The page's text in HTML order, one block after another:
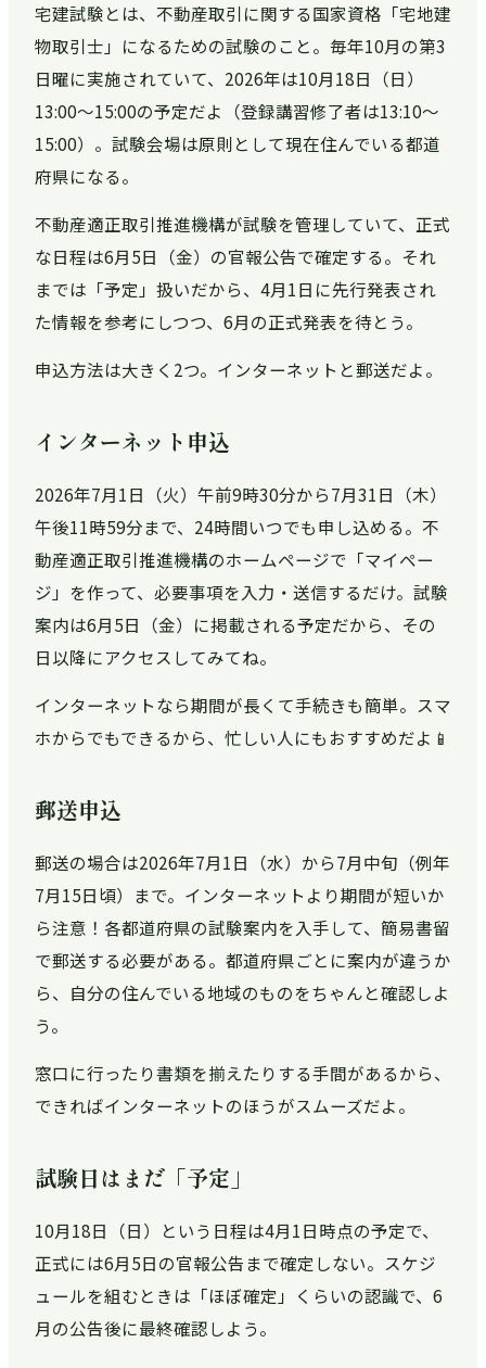
宅建試験とは、不動産取引に関する国家資格「宅地建
物取引士」になるための試験のこと。毎年10月の第3
日曜に実施されていて、2026年は10月18日（日）
13:00～15:00の予定だよ（登録講習修了者は13:10～
15:00）。試験会場は原則として現在住んでいる都道
府県になる。
不動産適正取引推進機構が試験を管理していて、正式
な日程は6月5日（金）の官報公告で確定する。それ
までは「予定」扱いだから、4月1日に先行発表され
た情報を参考にしつつ、6月の正式発表を待とう。
申込方法は大きく2つ。インターネットと郵送だよ。
インターネット申込
2026年7月1日（火）午前9時30分から7月31日（木）
午後11時59分まで、24時間いつでも申し込める。不
動産適正取引推進機構のホームページで「マイペー
ジ」を作って、必要事項を入力・送信するだけ。試験
案内は6月5日（金）に掲載される予定だから、その
日以降にアクセスしてみてね。
インターネットなら期間が長くて手続きも簡単。スマ
ホからでもできるから、忙しい人にもおすすめだよ📱
郵送申込
郵送の場合は2026年7月1日（水）から7月中旬（例年
7月15日頃）まで。インターネットより期間が短いか
ら注意！各都道府県の試験案内を入手して、簡易書留
で郵送する必要がある。都道府県ごとに案内が違うか
ら、自分の住んでいる地域のものをちゃんと確認しよ
う。
窓口に行ったり書類を揃えたりする手間があるから、
できればインターネットのほうがスムーズだよ。
試験日はまだ「予定」
10月18日（日）という日程は4月1日時点の予定で、
正式には6月5日の官報公告まで確定しない。スケジ
ュールを組むときは「ほぼ確定」くらいの認識で、6
月の公告後に最終確認しよう。